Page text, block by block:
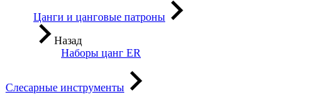
Цанги и цанговые патроны
Назад
Наборы цанг ER
Слесарные инструменты